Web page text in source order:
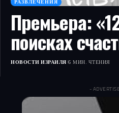
РАЗВЛЕЧЕНИЯ
Премьера:
поисках
НОВОСТИ ИЗРАИЛЯ 6 МИН. ЧТЕНИЯ
-